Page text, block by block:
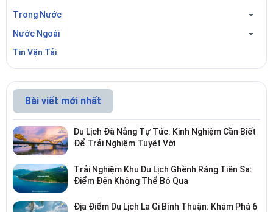
Trong Nước
Nước Ngoài
Tin Vận Tải
Bài viết mới nhất
Du Lịch Đà Nẵng Tự Túc: Kinh Nghiệm Cần Biết
Để Trải Nghiệm Tuyệt Vời
Trải Nghiệm Khu Du Lịch Ghềnh Ráng Tiên Sa:
Điểm Đến Không Thể Bỏ Qua
Địa Điểm Du Lịch La Gi Bình Thuận: Khám Phá 6